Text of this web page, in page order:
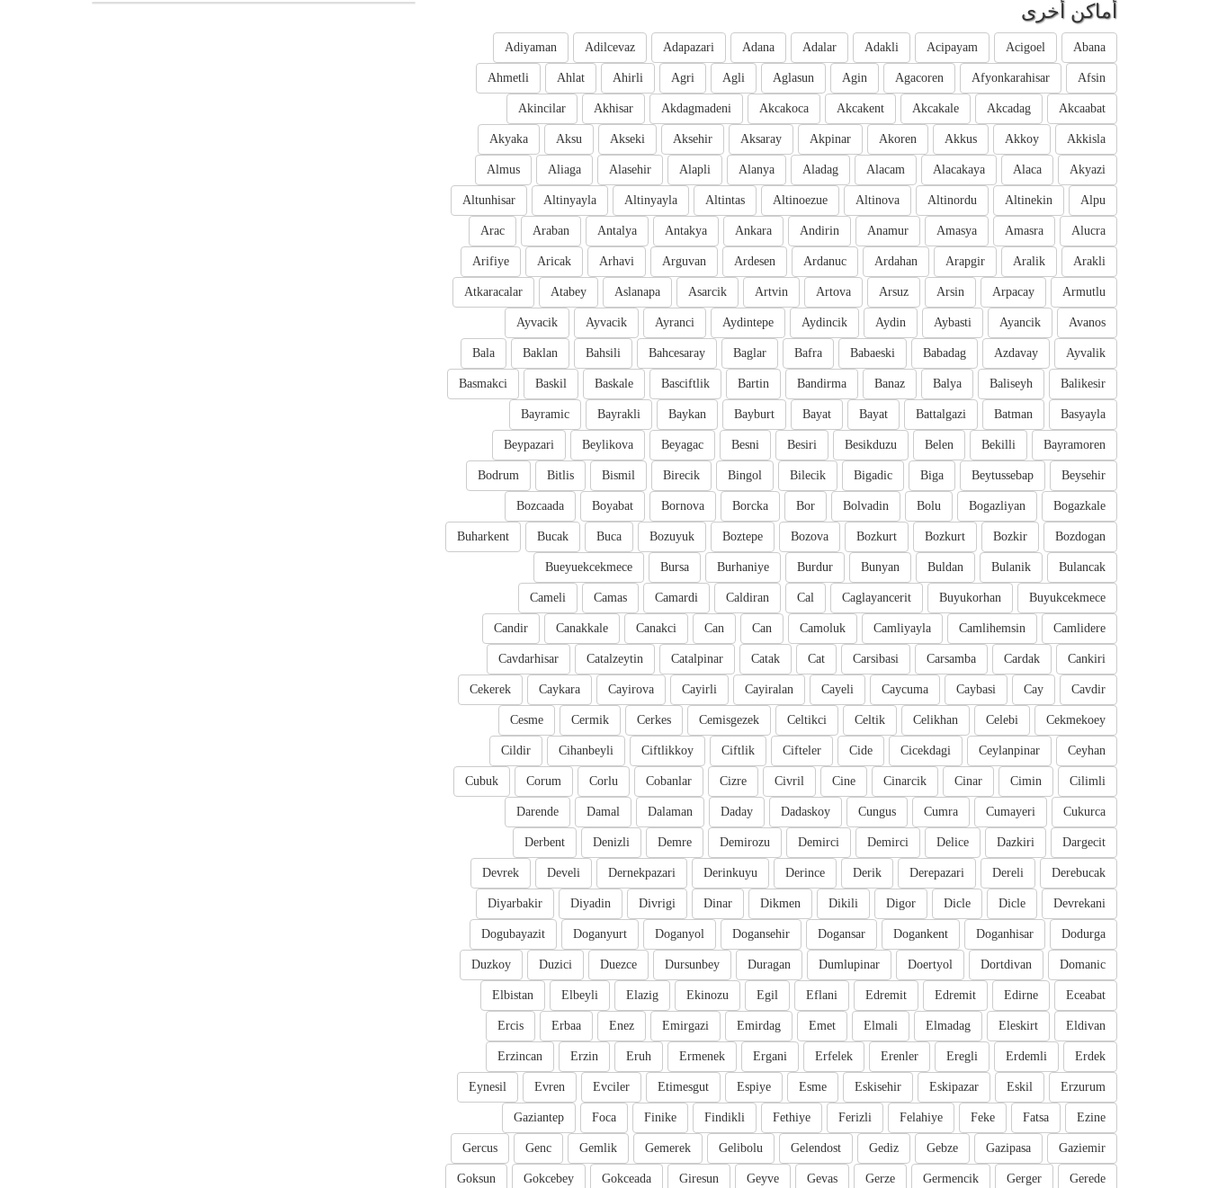
أماكن أخرى
Abana
Acigoel
Acipayam
Adakli
Adalar
Adana
Adapazari
Adilcevaz
Adiyaman
Afsin
Afyonkarahisar
Agacoren
Agin
Aglasun
Agli
Agri
Ahirli
Ahlat
Ahmetli
Akcaabat
Akcadag
Akcakale
Akcakent
Akcakoca
Akdagmadeni
Akhisar
Akincilar
Akkisla
Akkoy
Akkus
Akoren
Akpinar
Aksaray
Aksehir
Akseki
Aksu
Akyaka
Akyazi
Alaca
Alacakaya
Alacam
Aladag
Alanya
Alapli
Alasehir
Aliaga
Almus
Alpu
Altinekin
Altinordu
Altinova
Altinoezue
Altintas
Altinyayla
Altinyayla
Altunhisar
Alucra
Amasra
Amasya
Anamur
Andirin
Ankara
Antakya
Antalya
Araban
Arac
Arakli
Aralik
Arapgir
Ardahan
Ardanuc
Ardesen
Arguvan
Arhavi
Aricak
Arifiye
Armutlu
Arpacay
Arsin
Arsuz
Artova
Artvin
Asarcik
Aslanapa
Atabey
Atkaracalar
Avanos
Ayancik
Aybasti
Aydin
Aydincik
Aydintepe
Ayranci
Ayvacik
Ayvacik
Ayvalik
Azdavay
Babadag
Babaeski
Bafra
Baglar
Bahcesaray
Bahsili
Baklan
Bala
Balikesir
Baliseyh
Balya
Banaz
Bandirma
Bartin
Basciftlik
Baskale
Baskil
Basmakci
Basyayla
Batman
Battalgazi
Bayat
Bayat
Bayburt
Baykan
Bayrakli
Bayramic
Bayramoren
Bekilli
Belen
Besikduzu
Besiri
Besni
Beyagac
Beylikova
Beypazari
Beysehir
Beytussebap
Biga
Bigadic
Bilecik
Bingol
Birecik
Bismil
Bitlis
Bodrum
Bogazkale
Bogazliyan
Bolu
Bolvadin
Bor
Borcka
Bornova
Boyabat
Bozcaada
Bozdogan
Bozkir
Bozkurt
Bozkurt
Bozova
Boztepe
Bozuyuk
Buca
Bucak
Buharkent
Bulancak
Bulanik
Buldan
Bunyan
Burdur
Burhaniye
Bursa
Bueyuekcekmece
Buyukcekmece
Buyukorhan
Caglayancerit
Cal
Caldiran
Camardi
Camas
Cameli
Camlidere
Camlihemsin
Camliyayla
Camoluk
Can
Can
Canakci
Canakkale
Candir
Cankiri
Cardak
Carsamba
Carsibasi
Cat
Catak
Catalpinar
Catalzeytin
Cavdarhisar
Cavdir
Cay
Caybasi
Caycuma
Cayeli
Cayiralan
Cayirli
Cayirova
Caykara
Cekerek
Cekmekoey
Celebi
Celikhan
Celtik
Celtikci
Cemisgezek
Cerkes
Cermik
Cesme
Ceyhan
Ceylanpinar
Cicekdagi
Cide
Cifteler
Ciftlik
Ciftlikkoy
Cihanbeyli
Cildir
Cilimli
Cimin
Cinar
Cinarcik
Cine
Civril
Cizre
Cobanlar
Corlu
Corum
Cubuk
Cukurca
Cumayeri
Cumra
Cungus
Dadaskoy
Daday
Dalaman
Damal
Darende
Dargecit
Dazkiri
Delice
Demirci
Demirci
Demirozu
Demre
Denizli
Derbent
Derebucak
Dereli
Derepazari
Derik
Derince
Derinkuyu
Dernekpazari
Develi
Devrek
Devrekani
Dicle
Dicle
Digor
Dikili
Dikmen
Dinar
Divrigi
Diyadin
Diyarbakir
Dodurga
Doganhisar
Dogankent
Dogansar
Dogansehir
Doganyol
Doganyurt
Dogubayazit
Domanic
Dortdivan
Doertyol
Dumlupinar
Duragan
Dursunbey
Duezce
Duzici
Duzkoy
Eceabat
Edirne
Edremit
Edremit
Eflani
Egil
Ekinozu
Elazig
Elbeyli
Elbistan
Eldivan
Eleskirt
Elmadag
Elmali
Emet
Emirdag
Emirgazi
Enez
Erbaa
Ercis
Erdek
Erdemli
Eregli
Erenler
Erfelek
Ergani
Ermenek
Eruh
Erzin
Erzincan
Erzurum
Eskil
Eskipazar
Eskisehir
Esme
Espiye
Etimesgut
Evciler
Evren
Eynesil
Ezine
Fatsa
Feke
Felahiye
Ferizli
Fethiye
Findikli
Finike
Foca
Gaziantep
Gaziemir
Gazipasa
Gebze
Gediz
Gelendost
Gelibolu
Gemerek
Gemlik
Genc
Gercus
Gerede
Gerger
Germencik
Gerze
Gevas
Geyve
Giresun
Gokceada
Gokcebey
Goksun